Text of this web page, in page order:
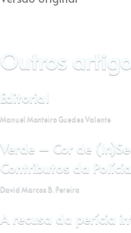
Outros
Editorial
Manuel Monteiro Guedes Valente
Verde – Cor de
Contributos da
David Marcos B. Pereira
A recusa da perícia